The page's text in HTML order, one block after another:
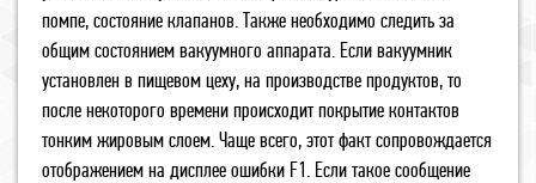
помпе, состояние клапанов. Также необходимо следить за
общим состоянием вакуумного аппарата. Если вакуумник
установлен в пищевом цеху, на производстве продуктов, то
после некоторого времени происходит покрытие контактов
тонким жировым слоем. Чаще всего, этот факт сопровождается
отображением на дисплее ошибки F1. Если такое сообщение